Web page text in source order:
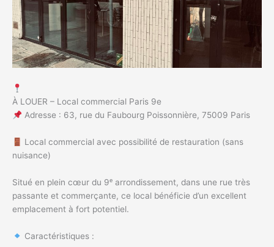
À LOUER – Local commercial Paris 9e
Adresse : 63, rue du Faubourg Poissonnière, 75009 Paris
Local commercial avec possibilité de restauration (sans
nuisance)
Situé en plein cœur du 9ᵉ arrondissement, dans une rue très
passante et commerçante, ce local bénéficie d’un excellent
emplacement à fort potentiel.
Caractéristiques :